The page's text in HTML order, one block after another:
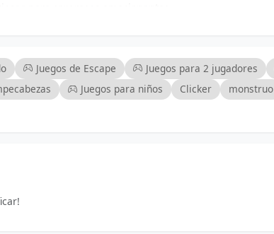
la experiencia de pesca
Juegos de Escape Juegos para 2 jugadores
Juegos para niños Clicker monstruo